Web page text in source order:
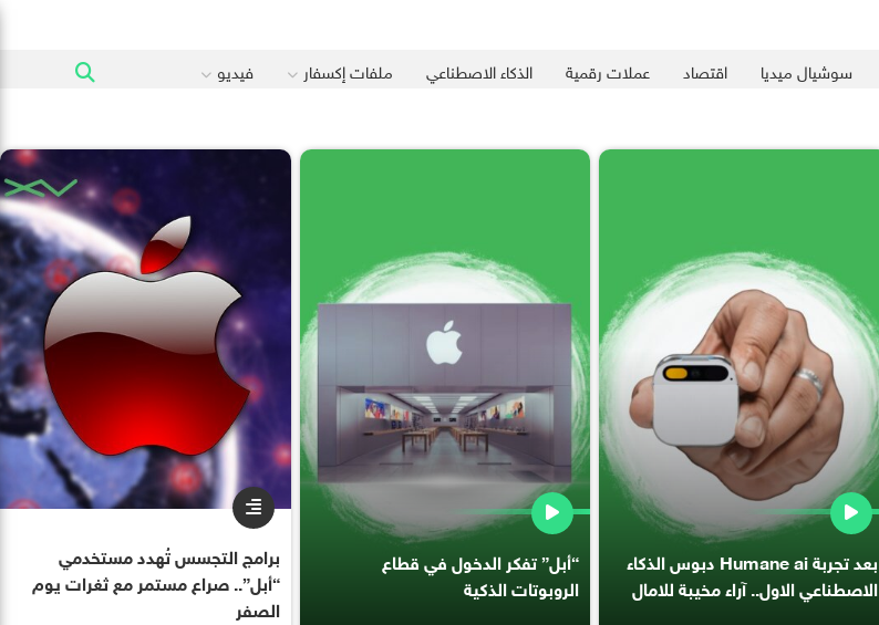
سوشيال ميديا اقتصاد عملات رقمية الذكاء الاصطناعي ملفات إكسفار فيديو
برامج التجسس تُهدد مستخدمي
“أبل”.. صراع مستمر مع ثغرات يوم
الصفر
“أبل” تفكر الدخول في قطاع
الروبوتات الذكية
بعد تجربة Humane ai دبوس الذكاء
الاصطناعي الاول.. آراء مخيبة للامال